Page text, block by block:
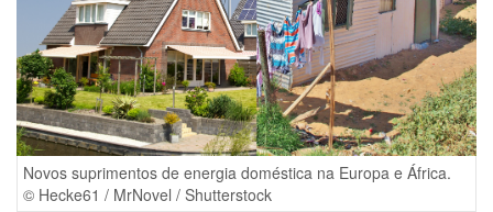
Novos suprimentos de energia doméstica na Europa e África.
© Hecke61 / MrNovel / Shutterstock